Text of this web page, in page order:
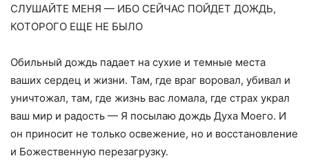
СЛУШАЙТЕ МЕНЯ — ИБО СЕЙЧАС ПОЙДЕТ ДОЖДЬ,
КОТОРОГО ЕЩЕ НЕ БЫЛО
Обильный дождь падает на сухие и темные места
ваших сердец и жизни. Там, где враг воровал, убивал и
уничтожал, там, где жизнь вас ломала, где страх украл
ваш мир и радость — Я посылаю дождь Духа Моего. И
он приносит не только освежение, но и восстановление
и Божественную перезагрузку.